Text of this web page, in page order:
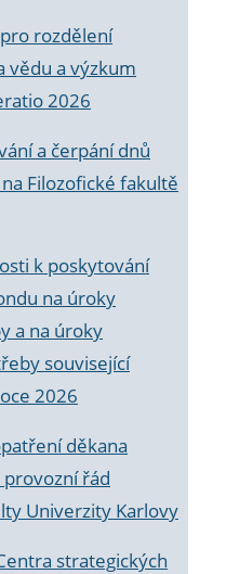
rozdělení
vědu a výzkum
2026
a čerpání dnů
Filozofické fakultě
k poskytování
na úroky
a na úroky
související
2026
děkana
provozní řád
Univerzity Karlovy
strategických